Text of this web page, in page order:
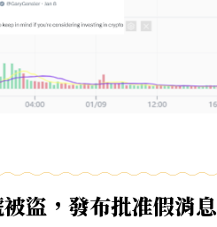
盜，發布批准假消息